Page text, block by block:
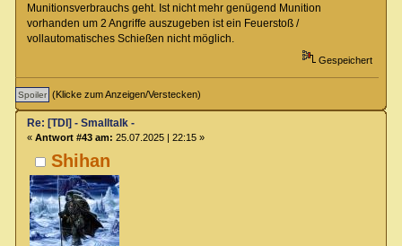
Munitionsverbrauchs geht. Ist nicht mehr genügend Munition
vorhanden um 2 Angriffe auszugeben ist ein Feuerstoß /
vollautomatisches Schießen nicht möglich.
Gespeichert
(Klicke zum Anzeigen/Verstecken)
Shihan
Re: [TDI] - Smalltalk -
« Antwort #43 am: 25.07.2025 | 22:15 »